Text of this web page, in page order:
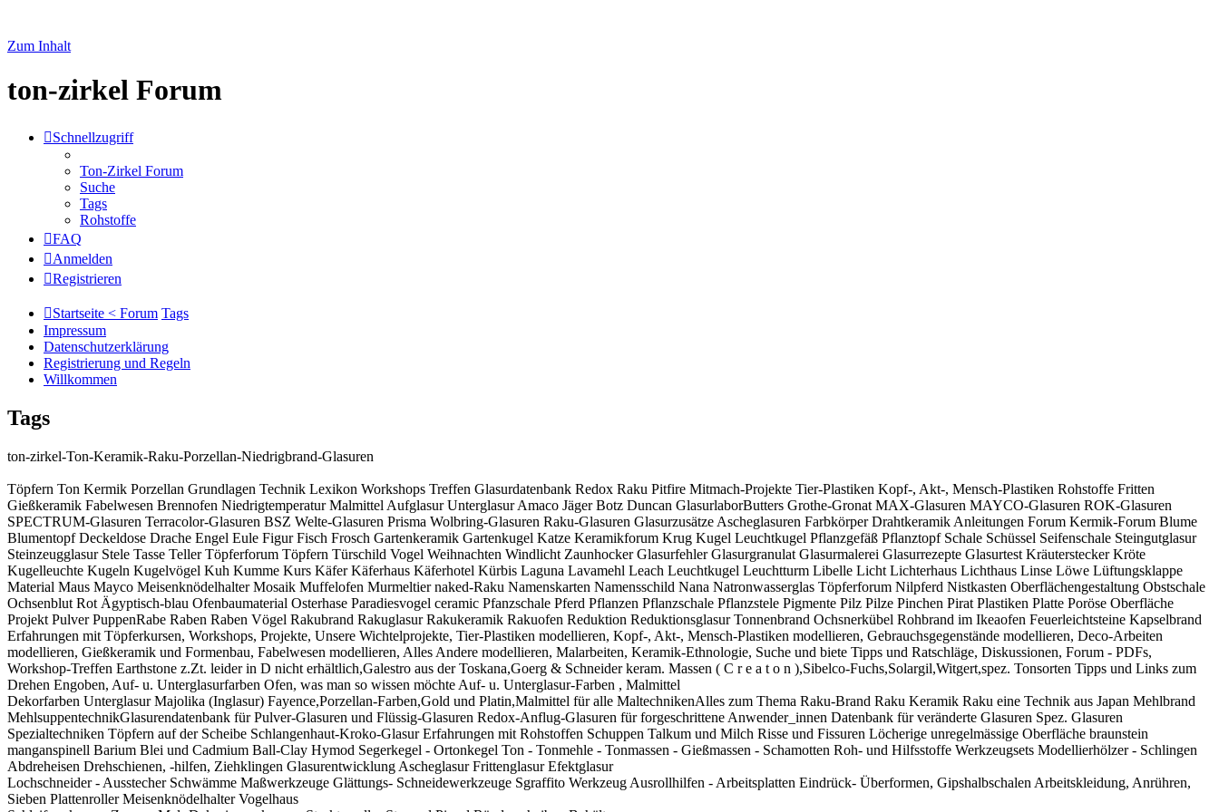
Zum Inhalt
ton-zirkel Forum
Schnellzugriff
Ton-Zirkel Forum
Suche
Tags
Rohstoffe
FAQ
Anmelden
Registrieren
Startseite < Forum Tags
Impressum
Datenschutzerklärung
Registrierung und Regeln
Willkommen
Tags
ton-zirkel-Ton-Keramik-Raku-Porzellan-Niedrigbrand-Glasuren
Töpfern Ton Kermik Porzellan Grundlagen Technik Lexikon Workshops Treffen Glasurdatenbank Redox Raku Pitfire Mitmach-Projekte Tier-Plastiken Kopf-, Akt-, Mensch-Plastiken Rohstoffe Fritten
Gießkeramik Fabelwesen Brennofen Niedrigtemperatur Malmittel Aufglasur Unterglasur Amaco Jäger Botz Duncan GlasurlaborButters Grothe-Gronat MAX-Glasuren MAYCO-Glasuren ROK-Glasuren
SPECTRUM-Glasuren Terracolor-Glasuren BSZ Welte-Glasuren Prisma Wolbring-Glasuren Raku-Glasuren Glasurzusätze Ascheglasuren Farbkörper Drahtkeramik Anleitungen Forum Kermik-Forum Blume
Blumentopf Deckeldose Drache Engel Eule Figur Fisch Frosch Gartenkeramik Gartenkugel Katze Keramikforum Krug Kugel Leuchtkugel Pflanzgefäß Pflanztopf Schale Schüssel Seifenschale Steingutglasur
Steinzeugglasur Stele Tasse Teller Töpferforum Töpfern Türschild Vogel Weihnachten Windlicht Zaunhocker Glasurfehler Glasurgranulat Glasurmalerei Glasurrezepte Glasurtest Kräuterstecker Kröte
Kugelleuchte Kugeln Kugelvögel Kuh Kumme Kurs Käfer Käferhaus Käferhotel Kürbis Laguna Lavamehl Leach Leuchtkugel Leuchtturm Libelle Licht Lichterhaus Lichthaus Linse Löwe Lüftungsklappe
Material Maus Mayco Meisenknödelhalter Mosaik Muffelofen Murmeltier naked-Raku Namenskarten Namensschild Nana Natronwasserglas Töpferforum Nilpferd Nistkasten Oberflächengestaltung Obstschale
Ochsenblut Rot Ägyptisch-blau Ofenbaumaterial Osterhase Paradiesvogel ceramic Pfanzschale Pferd Pflanzen Pflanzschale Pflanzstele Pigmente Pilz Pilze Pinchen Pirat Plastiken Platte Poröse Oberfläche
Projekt Pulver PuppenRabe Raben Raben Vögel Rakubrand Rakuglasur Rakukeramik Rakuofen Reduktion Reduktionsglasur Tonnenbrand Ochsnerkübel Rohbrand im Ikeaofen Feuerleichtsteine Kapselbrand
Erfahrungen mit Töpferkursen, Workshops, Projekte, Unsere Wichtelprojekte, Tier-Plastiken modellieren, Kopf-, Akt-, Mensch-Plastiken modellieren, Gebrauchsgegenstände modellieren, Deco-Arbeiten
modellieren, Gießkeramik und Formenbau, Fabelwesen modellieren, Alles Andere modellieren, Malarbeiten, Keramik-Ethnologie, Suche und biete Tipps und Ratschläge, Diskussionen, Forum - PDFs,
Workshop-Treffen Earthstone z.Zt. leider in D nicht erhältlich,Galestro aus der Toskana,Goerg & Schneider keram. Massen ( C r e a t o n ),Sibelco-Fuchs,Solargil,Witgert,spez. Tonsorten Tipps und Links zum
Drehen Engoben, Auf- u. Unterglasurfarben Ofen, was man so wissen möchte Auf- u. Unterglasur-Farben , Malmittel
Dekorfarben Unterglasur Majolika (Inglasur) Fayence,Porzellan-Farben,Gold und Platin,Malmittel für alle MaltechnikenAlles zum Thema Raku-Brand Raku Keramik Raku eine Technik aus Japan Mehlbrand
MehlsuppentechnikGlasurendatenbank für Pulver-Glasuren und Flüssig-Glasuren Redox-Anflug-Glasuren für forgeschrittene Anwender_innen Datenbank für veränderte Glasuren Spez. Glasuren
Spezialtechniken Töpfern auf der Scheibe Schlangenhaut-Kroko-Glasur Erfahrungen mit Rohstoffen Schuppen Talkum und Milch Risse und Fissuren Löcherige unregelmässige Oberfläche braunstein
manganspinell Barium Blei und Cadmium Ball-Clay Hymod Segerkegel - Ortonkegel Ton - Tonmehle - Tonmassen - Gießmassen - Schamotten Roh- und Hilfsstoffe Werkzeugsets Modellierhölzer - Schlingen
Abdreheisen Drehschienen, -hilfen, Ziehklingen Glasurentwicklung Ascheglasur Frittenglasur Efektglasur
Lochschneider - Ausstecher Schwämme Maßwerkzeuge Glättungs- Schneidewerkzeuge Sgraffito Werkzeug Ausrollhilfen - Arbeitsplatten Eindrück- Überformen, Gipshalbschalen Arbeitskleidung, Anrühren,
Sieben Plattenroller Meisenknödelhalter Vogelhaus